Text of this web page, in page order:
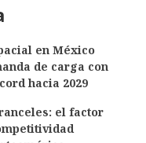
en México
de carga con
hacia 2029
el factor